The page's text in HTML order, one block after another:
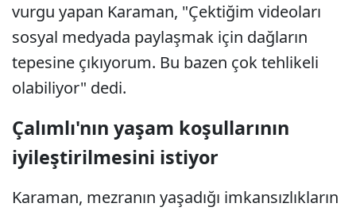
vurgu yapan Karaman, "Çektiğim videoları
sosyal medyada paylaşmak için dağların
tepesine çıkıyorum. Bu bazen çok tehlikeli
olabiliyor" dedi.
Çalımlı'nın yaşam koşullarının
iyileştirilmesini istiyor
Karaman, mezranın yaşadığı imkansızlıkların